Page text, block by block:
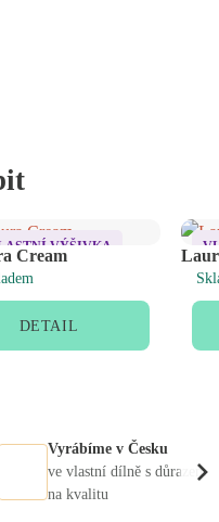
VÝŠIVKA
Cream
DETAIL
Vyrábíme v Česku
ve vlastní dílně s důrazem
na kvalitu